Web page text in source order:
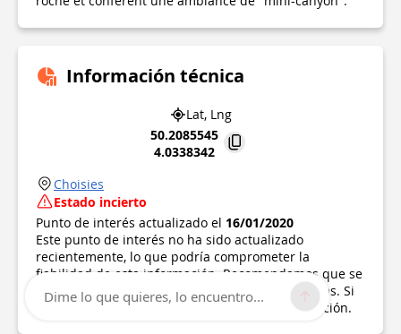
Información técnica
Lat, Lng
50.2085545
4.0338342
Choisies
Estado incierto
Punto de interés actualizado el 16/01/2020
Este punto de interés no ha sido actualizado
recientemente, lo que podría comprometer la
fiabilidad de esta información. Recomendamos que se
informe y tome todas las precauciones necesarias. Si
usted es el autor, por favor verifique su información.
Dime lo que quieres, lo encuentro...